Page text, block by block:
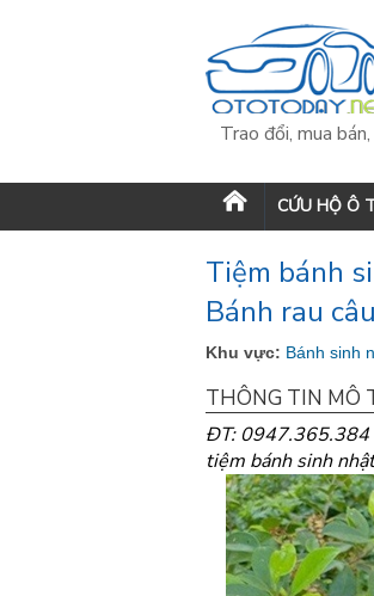
Trao đổi, mua
CỨU HỘ Ô
Tiệm bánh
Bánh rau
Khu vực: Bánh sinh
THÔNG TIN MÔ
ĐT:
tiệm bánh sinh